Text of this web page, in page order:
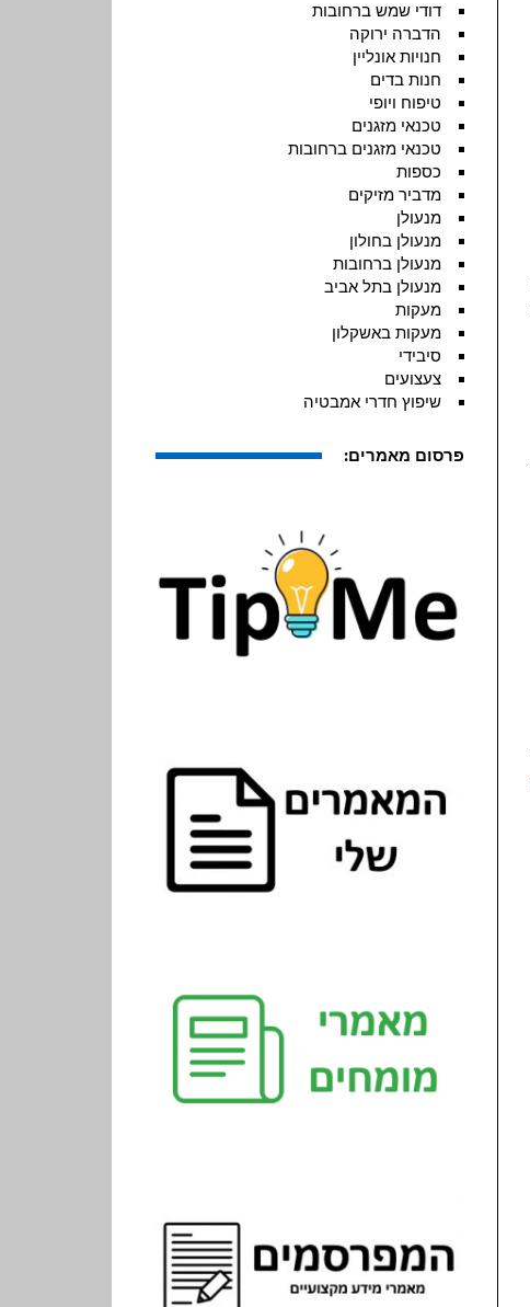
דודי שמש ברחובות
הדברה ירוקה
חנויות אונליין
חנות בדים
טיפוח ויופי
טכנאי מזגנים
טכנאי מזגנים ברחובות
כספות
מדביר מזיקים
מנעולן
מנעולן בחולון
מנעולן ברחובות
מנעולן בתל אביב
מעקות
מעקות באשקלון
סיבידי
צעצועים
שיפוץ חדרי אמבטיה
פרסום מאמרים: